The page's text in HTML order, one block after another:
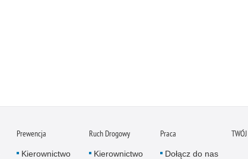
Prewencja
Kierownictwo
Ruch Drogowy
Kierownictwo
Praca
Dołącz do nas